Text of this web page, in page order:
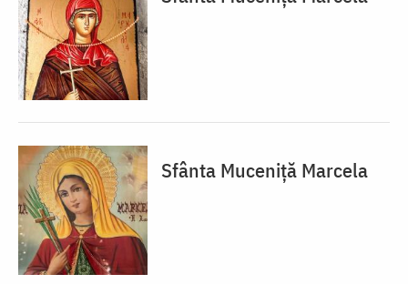
Sfânta Muceniță Marcela